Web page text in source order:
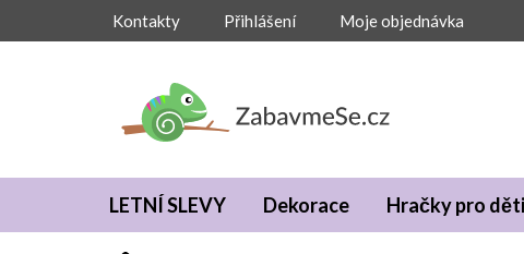
Kontakty Přihlášení Moje objednávka
LETNÍ SLEVY Dekorace Hračky pro děti